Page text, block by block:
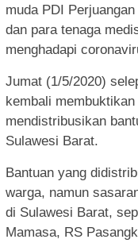
muda PDI
dan para tenaga
menghadapi
Jumat (1/5/2020)
kembali
mendistribusikan
Sulawesi Barat.
Bantuan yang
warga, namun
di Sulawesi Barat,
Mamasa, RS